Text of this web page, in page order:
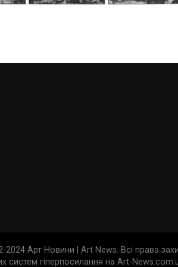
2024 Арт Новини | Art News. Всі права
систем гіперпосилання на Art-